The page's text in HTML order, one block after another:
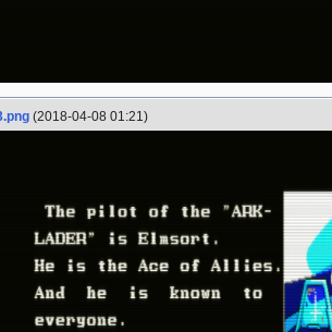
(2018-04-08 01:21)